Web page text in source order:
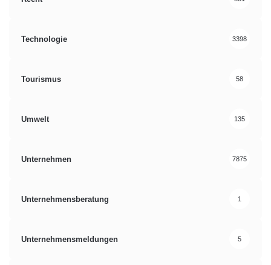
Technologie 3398
Tourismus 58
Umwelt 135
Unternehmen 7875
Unternehmensberatung 1
Unternehmensmeldungen 5